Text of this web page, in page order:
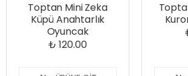
Toptan Mini Zeka
Küpü Anahtarlık
Oyuncak
₺ 120.00